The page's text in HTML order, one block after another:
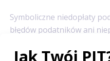
Symboliczne niedopłaty
błędów podatników ani
konsekwencję sposobu